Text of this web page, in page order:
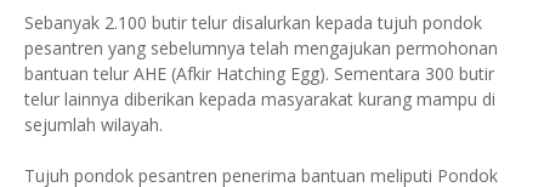
Sebanyak 2.100 butir telur disalurkan kepada tujuh pondok
pesantren yang sebelumnya telah mengajukan permohonan
bantuan telur AHE (Afkir Hatching Egg). Sementara 300 butir
telur lainnya diberikan kepada masyarakat kurang mampu di
sejumlah wilayah.
Tujuh pondok pesantren penerima bantuan meliputi Pondok